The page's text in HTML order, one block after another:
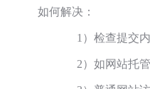
如何解决：
1）检查提交
2）如网站托